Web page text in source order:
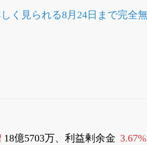
く見られる8月24日まで完全
18億5703万、利益剰余金